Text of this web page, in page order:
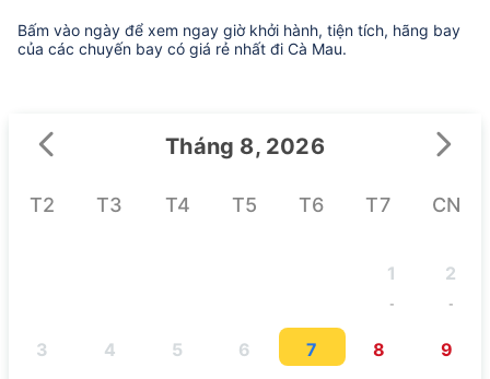
Bấm vào ngày để xem ngay giờ khởi hành, tiện tích, hãng bay
của các chuyến bay có giá rẻ nhất đi Cà Mau.
Tháng 8, 2026
T2 T3 T4 T5 T6 T7 CN
1
-
2
-
3 4 5 6 7 8 9